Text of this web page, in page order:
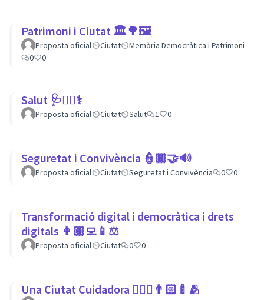
Patrimoni i Ciutat 🏛🌳🖼
Proposta oficial Ciutat
Memòria Democràtica i Patrimoni
0
0
Salut 🩺👩‍⚕️⚕
Proposta oficial Ciutat Salut 1 0
Seguretat i Convivència 👮🏿🤝🔊
Proposta oficial Ciutat Seguretat i Convivència 0 0
Transformació digital i democràtica i drets
digitals 👩🏽‍💻📱⚖
Proposta oficial Ciutat 0 0
Una Ciutat Cuidadora 💆🏾‍♀️👨🏻‍🍼🫂